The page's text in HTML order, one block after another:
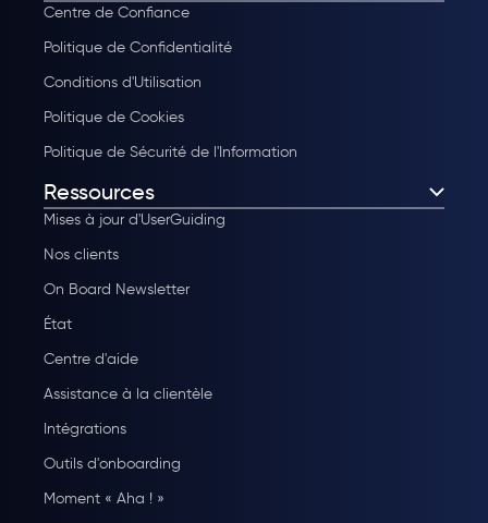
Centre de Confiance
Politique de Confidentialité
Conditions d'Utilisation
Politique de Cookies
Politique de Sécurité de l'Information
Ressources
Mises à jour d'UserGuiding
Nos clients
On Board Newsletter
État
Centre d'aide
Assistance à la clientèle
Intégrations
Outils d'onboarding
Moment « Aha ! »